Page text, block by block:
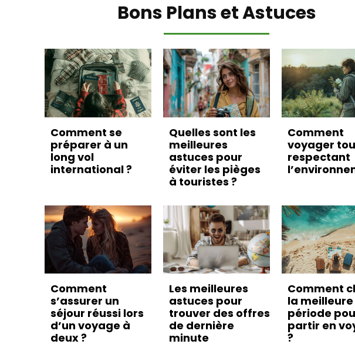
Bons Plans et Astuces
Comment se
préparer à un
long vol
international ?
Quelles sont les
meilleures
astuces pour
éviter les pièges
à touristes ?
Comment
voyager
respectant
Comment
s’assurer un
séjour réussi lors
d’un voyage à
deux ?
Les meilleures
astuces pour
trouver des offres
de dernière
minute
Comment
la meilleure
période
partir en
?